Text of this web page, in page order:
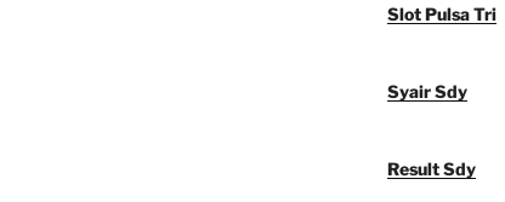
Slot Pulsa Tri
Syair Sdy
Result Sdy